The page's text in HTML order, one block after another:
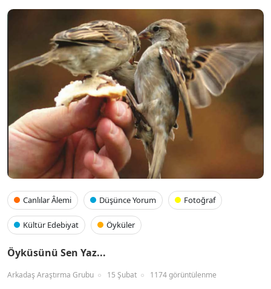
Canlılar Âlemi Düşünce Yorum Fotoğraf
Kültür Edebiyat Öyküler
Öyküsünü Sen Yaz...
Arkadaş Araştırma Grubu 15 Şubat 1174 görüntülenme